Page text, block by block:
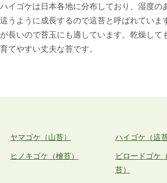
ハイゴケは日本各地に分布しており、湿度
這うように成長するので這苔と呼ばれてい
が長いので苔玉にも適しています。乾燥し
育てやすい丈夫な苔です。
ヤマゴケ（山苔） ハイゴケ（這苔
ヒノキゴケ（檜苔）
ビロードゴケ
苔）